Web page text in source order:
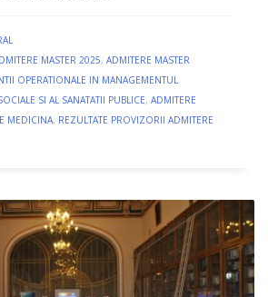
MASTER 2025, ADMITERE MASTER
OPERATIONALE IN MANAGEMENTUL
SI AL SANATATII PUBLICE, ADMITERE
MEDICINA, REZULTATE PROVIZORII ADMITERE